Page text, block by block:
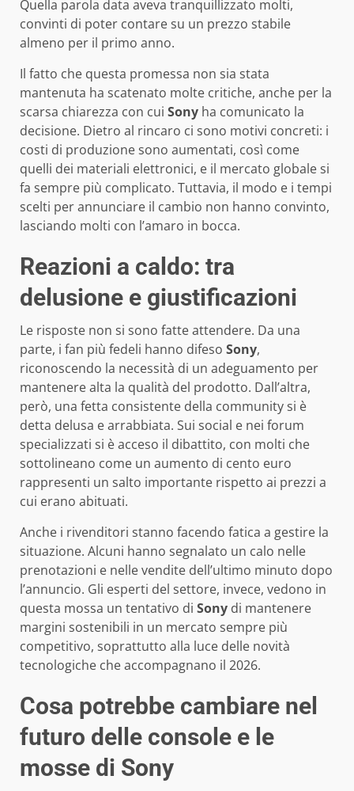
Quella parola data aveva tranquillizzato molti,
convinti di poter contare su un prezzo stabile
almeno per il primo anno.
Il fatto che questa promessa non sia stata
mantenuta ha scatenato molte critiche, anche per la
scarsa chiarezza con cui Sony ha comunicato la
decisione. Dietro al rincaro ci sono motivi concreti: i
costi di produzione sono aumentati, così come
quelli dei materiali elettronici, e il mercato globale si
fa sempre più complicato. Tuttavia, il modo e i tempi
scelti per annunciare il cambio non hanno convinto,
lasciando molti con l’amaro in bocca.
Reazioni a caldo: tra
delusione e giustificazioni
Le risposte non si sono fatte attendere. Da una
parte, i fan più fedeli hanno difeso Sony,
riconoscendo la necessità di un adeguamento per
mantenere alta la qualità del prodotto. Dall’altra,
però, una fetta consistente della community si è
detta delusa e arrabbiata. Sui social e nei forum
specializzati si è acceso il dibattito, con molti che
sottolineano come un aumento di cento euro
rappresenti un salto importante rispetto ai prezzi a
cui erano abituati.
Anche i rivenditori stanno facendo fatica a gestire la
situazione. Alcuni hanno segnalato un calo nelle
prenotazioni e nelle vendite dell’ultimo minuto dopo
l’annuncio. Gli esperti del settore, invece, vedono in
questa mossa un tentativo di Sony di mantenere
margini sostenibili in un mercato sempre più
competitivo, soprattutto alla luce delle novità
tecnologiche che accompagnano il 2026.
Cosa potrebbe cambiare nel
futuro delle console e le
mosse di Sony